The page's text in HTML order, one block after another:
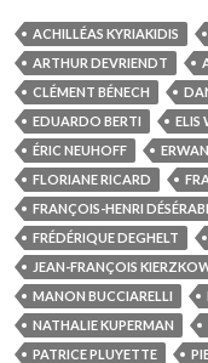
ACHILLÉAS KYRIAKIDIS
ARTHUR DEVRIENDT
CLÉMENT BÉNECH
EDUARDO BERTI
ELIS
ÉRIC NEUHOFF
FLORIANE RICARD
FRANÇOIS-HENRI
FRÉDÉRIQUE DEGHELT
JEAN-FRANÇOIS
MANON BUCCIARELLI
NATHALIE KUPERMAN
PATRICE PLUYETTE